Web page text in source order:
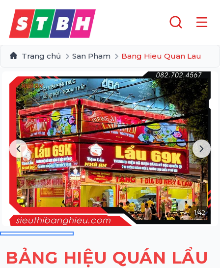
Trang chủ San Pham Bang Hieu Quan Lau
BẢNG HIỆU QUÁN LẨU
1/42